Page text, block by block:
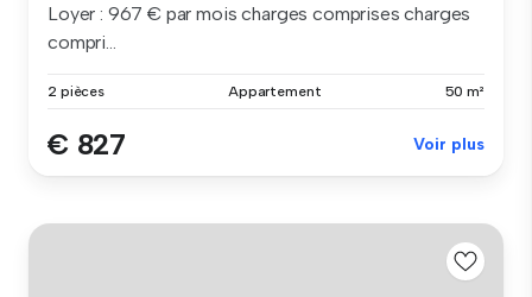
Loyer : 967 € par mois charges comprises charges
compri...
2 pièces Appartement 50 m²
€ 827 Voir plus